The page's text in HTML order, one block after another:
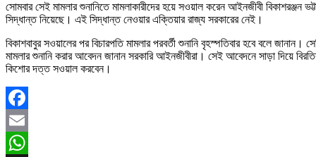
সোমবার সেই মামলার শুনানিতে মামলাকারীদের হয়ে সওয়াল করেন আইনজীবী বিকাশরঞ্জন
সিদ্ধান্ত নিয়েছে। এই সিদ্ধান্ত নেওয়ার এক্তিয়ার রাজ্য সরকারের নেই।
বিকাশবাবুর সওয়ালের পর বিচারপতি মামলার পরবর্তী শুনানি বৃহস্পতিবার হবে বলে
মামলার শুনানি করার আবেদন জানান সরকারি আইনজীবীরা। সেই আবেদনে সাড়া দিয়ে
কিশোর দত্ত সওয়াল করবেন।
Facebook
Email